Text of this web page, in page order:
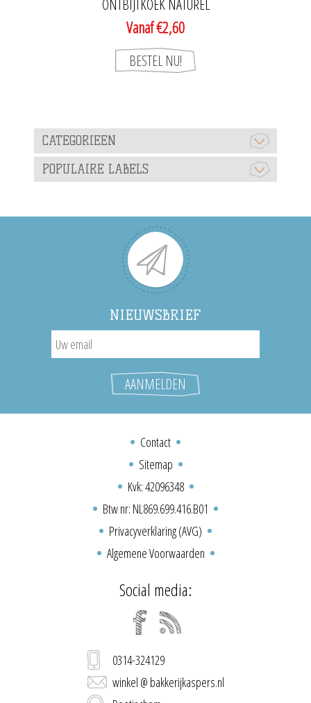
ONTBIJTKOEK NATUREL
Vanaf €2,60
CATEGORIEEN
POPULAIRE LABELS
NIEUWSBRIEF
Contact
Sitemap
Kvk: 42096348
Btw nr: NL869.699.416.B01
Privacyverklaring (AVG)
Algemene Voorwaarden
Social media:
0314-324129
winkel @ bakkerijkaspers.nl